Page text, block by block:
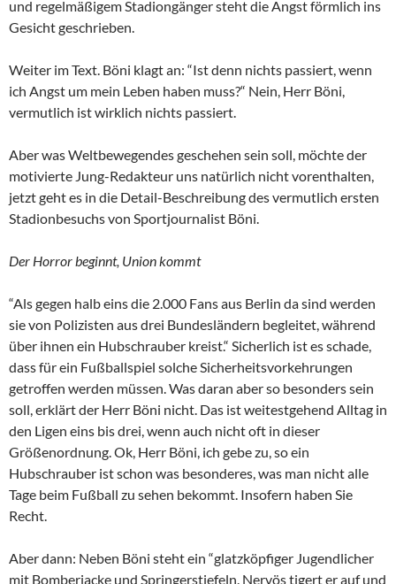
und regelmäßigem Stadiongänger steht die Angst förmlich ins
Gesicht geschrieben.
Weiter im Text. Böni klagt an: “Ist denn nichts passiert, wenn
ich Angst um mein Leben haben muss?“ Nein, Herr Böni,
vermutlich ist wirklich nichts passiert.
Aber was Weltbewegendes geschehen sein soll, möchte der
motivierte Jung-Redakteur uns natürlich nicht vorenthalten,
jetzt geht es in die Detail-Beschreibung des vermutlich ersten
Stadionbesuchs von Sportjournalist Böni.
Der Horror beginnt, Union kommt
“Als gegen halb eins die 2.000 Fans aus Berlin da sind werden
sie von Polizisten aus drei Bundesländern begleitet, während
über ihnen ein Hubschrauber kreist.“ Sicherlich ist es schade,
dass für ein Fußballspiel solche Sicherheitsvorkehrungen
getroffen werden müssen. Was daran aber so besonders sein
soll, erklärt der Herr Böni nicht. Das ist weitestgehend Alltag in
den Ligen eins bis drei, wenn auch nicht oft in dieser
Größenordnung. Ok, Herr Böni, ich gebe zu, so ein
Hubschrauber ist schon was besonderes, was man nicht alle
Tage beim Fußball zu sehen bekommt. Insofern haben Sie
Recht.
Aber dann: Neben Böni steht ein “glatzköpfiger Jugendlicher
mit Bomberjacke und Springerstiefeln. Nervös tigert er auf und